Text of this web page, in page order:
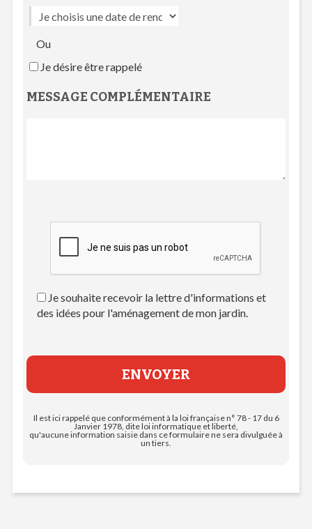
Ou
Je désire être rappelé
MESSAGE COMPLÉMENTAIRE
Je souhaite recevoir la lettre d'informations et
des idées pour l'aménagement de mon jardin.
Il est ici rappelé que conformément à la loi française n° 78 - 17 du 6
Janvier 1978, dite loi informatique et liberté,
qu'aucune information saisie dans ce formulaire ne sera divulguée à
un tiers.